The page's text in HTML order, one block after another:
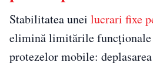
Stabilitatea unei lucrari fixe
elimină limitările funcționale
protezelor mobile: